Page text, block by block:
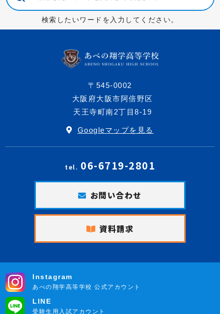
検索したいワードを入力してください。
〒545-0002
大阪府大阪市阿倍野区
天王寺町南2丁目8-19
Googleマップを見る
tel. 06-6719-2801
お問い合わせ
資料請求
Instagram
あべの翔学高等学校 公式アカウント
LINE
受験生用入試アカウント